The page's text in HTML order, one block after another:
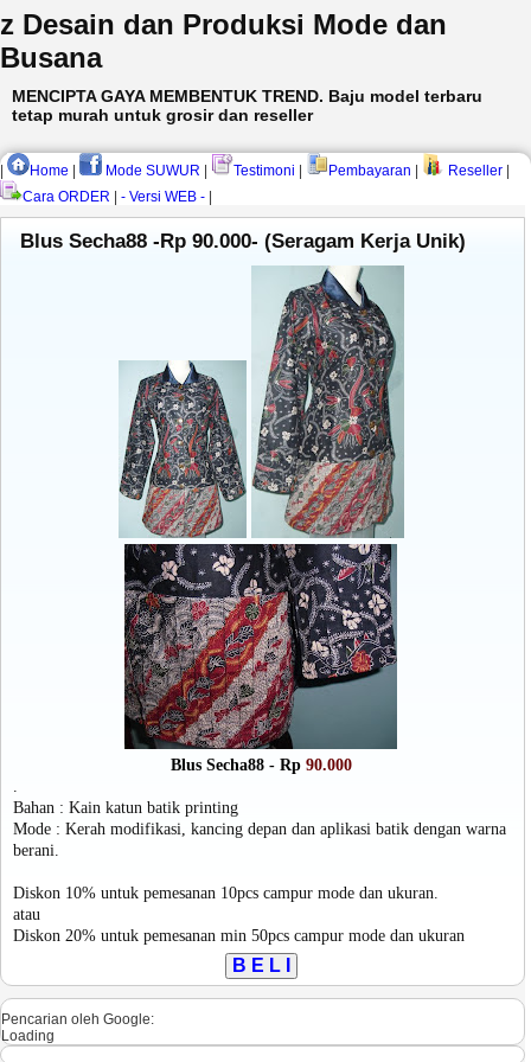
z Desain dan Produksi Mode dan
Busana
MENCIPTA GAYA MEMBENTUK TREND. Baju model terbaru
tetap murah untuk grosir dan reseller
Home Mode SUWUR Testimoni Pembayaran Reseller
Cara ORDER
- Versi WEB -
Blus Secha88 -Rp 90.000- (Seragam Kerja Unik)
Blus Secha88 - Rp 90.000
.
Bahan : Kain katun batik printing
Mode : Kerah modifikasi, kancing depan dan aplikasi batik dengan warna
berani.
Diskon 10% untuk pemesanan 10pcs campur mode dan ukuran.
atau
Diskon 20% untuk pemesanan min 50pcs campur mode dan ukuran
Pencarian oleh Google:
Loading